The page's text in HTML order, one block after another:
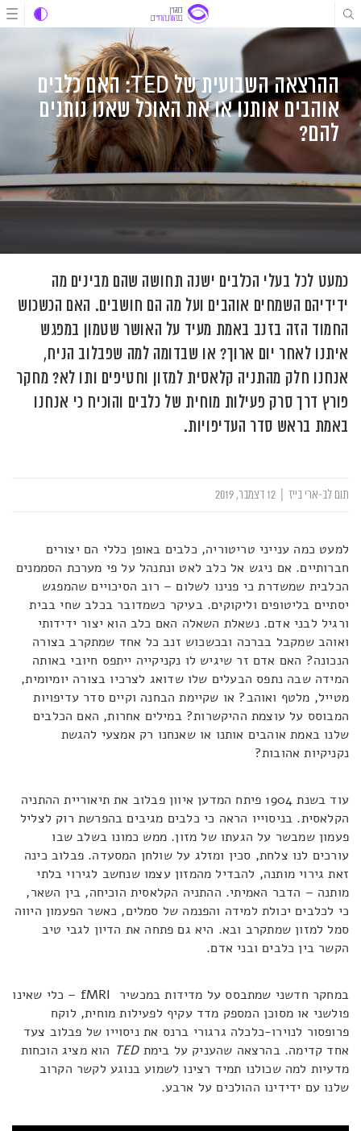
דלג
לתוכן
דלג
לתוכן
דלג
לניווט
ההרצאה השבועית של TED: האם כלבים
אוהבים אותנו או את האוכל שאנו נותנים
להם?
כמעט לכל בעלי הכלבים ישנה תחושה שהם מבינים מה
ידידיהם השמחים אוהבים ועל מה הם חושבים. האם הכשכוש
החמוד הזה בזנב באמת מעיד על האושר שטמון במפגש
איתנו לאחר יום ארוך? או שבדומה למה שפבלוב הניח,
אנחנו חלק מהתניה קלאסית למזון וחטיפים ותו לא? מחקר
פורץ דרך סרק פעילות מוחית של כלבים והוכיח כי אנחנו
באמת בראש סדר העדיפויות.
תום לב-ארי בייז
למעט כמה ענייני טריטוריה, כלבים באופן כללי הם יצורים
חברותיים. אם ניגש אל כלב לאט ונתנהל על פי מערכת הסממנים
הכלבית שמשדרת כי פנינו לשלום – רוב הסיכויים שהמפגש
יסתיים בליטופים וליקוקים. בעיקר כשמדובר בכלב שחי בבית
ורגיל לבני אדם. נשאלת השאלה האם כלב הוא יצור ידידותי
ואוהב שמקבל בברכה ובכשכוש זנב כל אחד שמתקרב בצורה
הנכונה? האם אדם זר שיגיש לו נקניקייה ייתפס חיובי באותה
המידה שבה נתפס הבעלים שלו שדואג לצרכיו בצורה יומיומית,
מטייל, מלטף ואוהב? או שקיימת הבחנה וקיים סדר עדיפויות
המבוסס על עוצמת ההיקשרות? במילים אחרות, האם הכלבים
שלנו באמת אוהבים אותנו או שאנחנו רק אמצעי להגשת
נקניקיות אהובות?
עוד בשנת 1904 פיתח המדען איוון פבלוב את תיאוריית ההתניה
הקלאסית. בניסוייו הראה כי כלבים מגיבים בהפרשת רוק לצליל
פעמון שמבשר על הגעתו של מזון. ממש כמונו בשלב שבו
עורכים לנו צלחת, סכין ומזלג על שולחן המסעדה. פבלוב כינה
זאת גירוי מותנה, להבדיל מהמזון עצמו שנחשב לגירוי בלתי
מותנה – הדבר האמיתי. ההתניה הקלאסית הוכיחה, בין השאר,
כי לכלבים יכולת למידה והפנמה של סמלים, כאשר הפעמון היווה
סמל למזון שמתקרב ובא. היא גם פתחה את הדיון לגבי טיב
הקשר בין כלבים ובני אדם.
במחקר חדשני שמתבסס על מדידות במכשיר fMRI – כלי שאינו
פולשני או מסוכן המספק מדד עקיף לפעילות מוחית, לוקח
פרופסור לנוירו-כלכלה גרגורי ברנס את ניסוייו של פבלוב צעד
אחד קדימה. בהרצאה שהעניק על בימתTED הוא מציג הוכחות
מדעיות למה שכולנו תמיד רצינו לשמוע בנוגע לקשר הקרוב
שלנו עם ידידינו ההולכים על ארבע.